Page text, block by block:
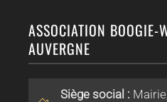
ASSOCIATION BOOGIE-
AUVERGNE
Siège social :